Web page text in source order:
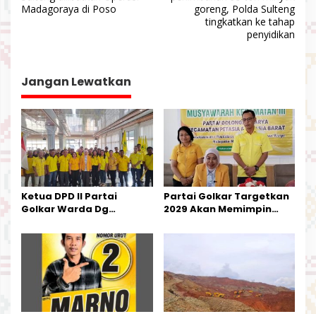
v
a
s
i
p
o
s
Madagoraya di Poso
goreng, Polda Sulteng
tingkatkan ke tahap
penyidikan
Jangan Lewatkan
Ketua DPD II Partai
Golkar Warda Dg
Pengurus Parti
Kecamatan Petasia dan
Kecamatan Petbar
Partai Golkar Targetkan
2029 Akan Memimpin